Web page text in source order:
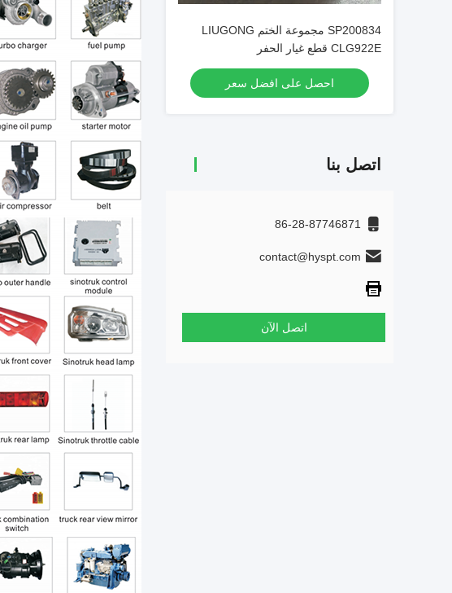
SP200834 مجموعة الختم LIUGONG
CLG922E قطع غيار الحفر
احصل على افضل سعر
اتصل بنا
86-28-87746871
contact@hyspt.com
اتصل الآن